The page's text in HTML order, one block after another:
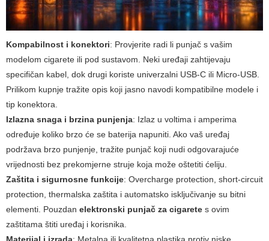
Kompabilnost i konektori: Provjerite radi li punjač s vašim
modelom cigarete ili pod sustavom. Neki uređaji zahtijevaju
specifičan kabel, dok drugi koriste univerzalni USB-C ili Micro-USB.
Prilikom kupnje tražite opis koji jasno navodi kompatibilne modele i
tip konektora.
Izlazna snaga i brzina punjenja: Izlaz u voltima i amperima
određuje koliko brzo će se baterija napuniti. Ako vaš uređaj
podržava brzo punjenje, tražite punjač koji nudi odgovarajuće
vrijednosti bez prekomjerne struje koja može oštetiti ćeliju.
Zaštita i sigurnosne funkcije: Overcharge protection, short-circuit
protection, thermalska zaštita i automatsko isključivanje su bitni
elementi. Pouzdan elektronski punjač za cigarete s ovim
zaštitama štiti uređaj i korisnika.